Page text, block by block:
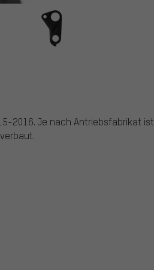
2016. Je nach Antriebsfabrikat ist